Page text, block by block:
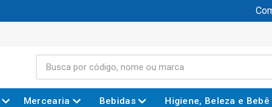
Mercearia Bebidas Higiene, Beleza e Bebê